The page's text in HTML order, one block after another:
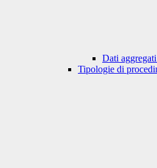
Dati
Tipologie di